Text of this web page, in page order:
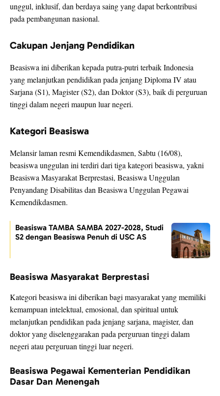
unggul, inklusif, dan berdaya saing yang dapat berkontribusi
pada pembangunan nasional.
Cakupan Jenjang Pendidikan
Beasiswa ini diberikan kepada putra-putri terbaik Indonesia
yang melanjutkan pendidikan pada jenjang Diploma IV atau
Sarjana (S1), Magister (S2), dan Doktor (S3), baik di perguruan
tinggi dalam negeri maupun luar negeri.
Kategori Beasiswa
Melansir laman resmi Kemendikdasmen, Sabtu (16/08),
beasiswa unggulan ini terdiri dari tiga kategori beasiswa, yakni
Beasiswa Masyarakat Berprestasi, Beasiswa Unggulan
Penyandang Disabilitas dan Beasiswa Unggulan Pegawai
Kemendikdasmen.
Beasiswa TAMBA SAMBA 2027-2028, Studi
S2 dengan Beasiswa Penuh di USC AS
Beasiswa Masyarakat Berprestasi
Kategori beasiswa ini diberikan bagi masyarakat yang memiliki
kemampuan intelektual, emosional, dan spiritual untuk
melanjutkan pendidikan pada jenjang sarjana, magister, dan
doktor yang diselenggarakan pada perguruan tinggi dalam
negeri atau perguruan tinggi luar negeri.
Beasiswa Pegawai Kementerian Pendidikan
Dasar Dan Menengah